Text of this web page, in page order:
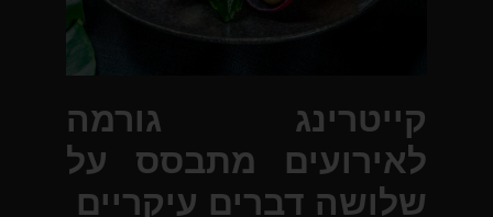
קייטרינג גורמה
לאירועים מתבסס על
שלושה דברים עיקריים